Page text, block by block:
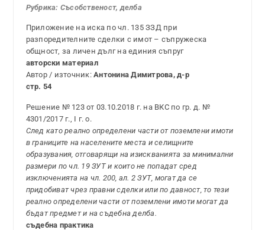
Рубрика: Съсобственост, делба
Приложение на иска по чл. 135 ЗЗД при
разпоредителните сделки с имот – съпружеска
общност, за личен дълг на единия съпруг
авторски материал
Автор / източник:Антонина Димитрова, д-р
стр. 54
Решение № 123 от 03.10.2018 г. на ВКС по гр. д. №
4301/2017 г., І г. о.
След като реално определени части от поземлени имоти
в границите на населените места и селищните
образувания, отговарящи на изискванията за минимални
размери по чл. 19 ЗУТ и които не попадат сред
изключенията на чл. 200, ал. 2 ЗУТ, могат да се
придобиват чрез правни сделки или по давност, то тези
реално определени части от поземлени имоти могат да
бъдат предмет и на съдебна делба.
съдебна практика